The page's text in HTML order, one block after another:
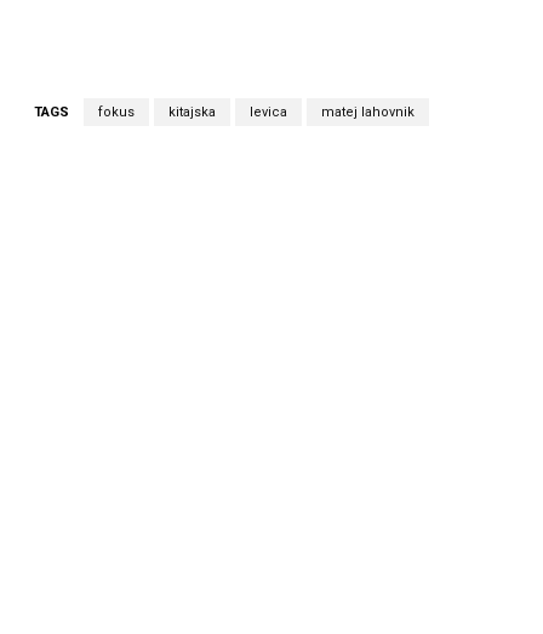
TAGS fokus kitajska levica matej lahovnik